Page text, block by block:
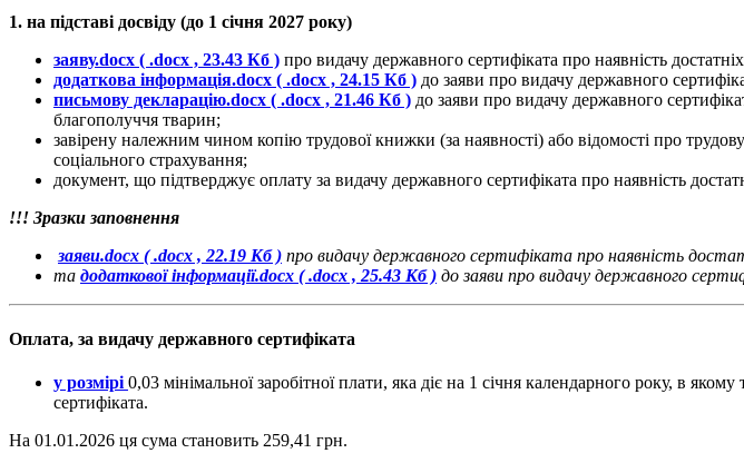
1. на підставі досвіду (до 1 січня 2027 року)
заяву.docx ( .docx , 23.43 Кб ) про видачу державного сертифіката про наявність
додаткова інформація.docx ( .docx , 24.15 Кб ) до заяви про видачу державного
письмову декларацію.docx ( .docx , 21.46 Кб ) до заяви про видачу державного
благополуччя тварин;
завірену належним чином копію трудової книжки (за наявності) або відомості про
соціального страхування;
документ, що підтверджує оплату за видачу державного сертифіката про наявність
!!! Зразки заповнення
заяви.docx ( .docx , 22.19 Кб ) про видачу державного сертифіката про наявність
та додаткової інформації.docx ( .docx , 25.43 Кб ) до заяви про видачу державного
Оплата, за видачу державного сертифіката
у розмірі 0,03 мінімальної заробітної плати, яка діє на 1 січня календарного року, в
сертифіката.
На 01.01.2026 ця сума становить 259,41 грн.